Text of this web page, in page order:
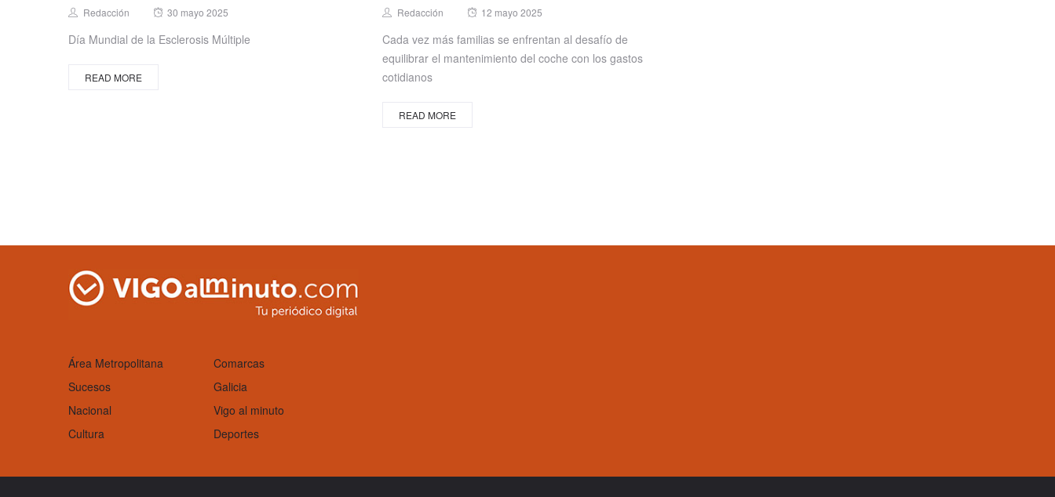
Author
Redacción
Posted
30 mayo 2025
Día Mundial de la Esclerosis Múltiple
READ MORE
Author
Redacción
Posted
12 mayo 2025
Cada vez más familias se enfrentan al desafío de
equilibrar el mantenimiento del coche con los gastos
cotidianos
READ MORE
Área Metropolitana
Comarcas
Sucesos
Galicia
Nacional
Vigo al minuto
Cultura
Deportes